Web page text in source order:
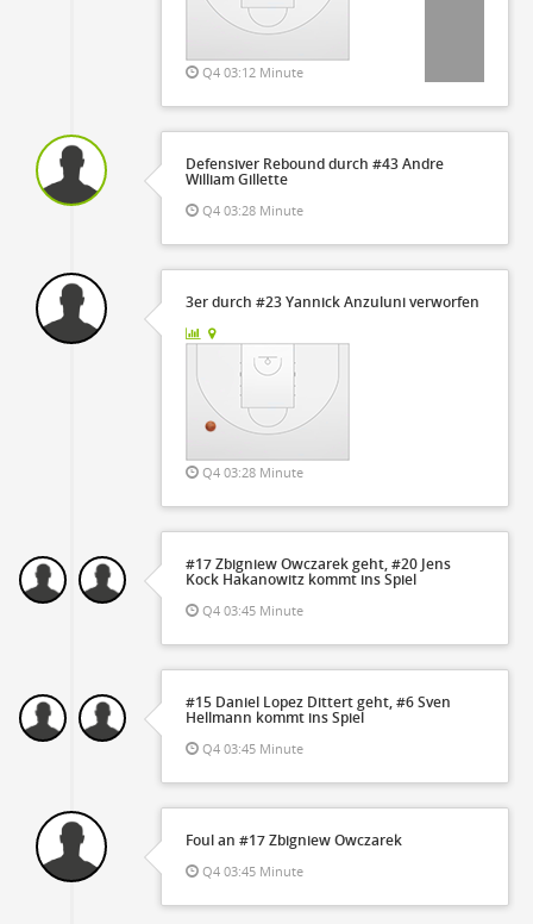
Q4 03:12 Minute
Defensiver Rebound durch #43 Andre
William Gillette
Q4 03:28 Minute
3er durch #23 Yannick Anzuluni verworfen
Q4 03:28 Minute
#17 Zbigniew Owczarek geht, #20 Jens
Kock Hakanowitz kommt ins Spiel
Q4 03:45 Minute
#15 Daniel Lopez Dittert geht, #6 Sven
Hellmann kommt ins Spiel
Q4 03:45 Minute
Foul an #17 Zbigniew Owczarek
Q4 03:45 Minute